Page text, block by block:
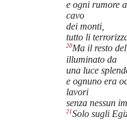
e ogni rumore
cavo
dei monti,
tutto li
20Ma il resto
illuminato da
una luce
e ognuno era
lavori
senza nessun
21Solo sugli